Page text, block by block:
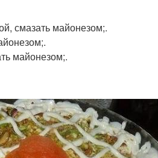
смазать майонезом;.
майонезом;.